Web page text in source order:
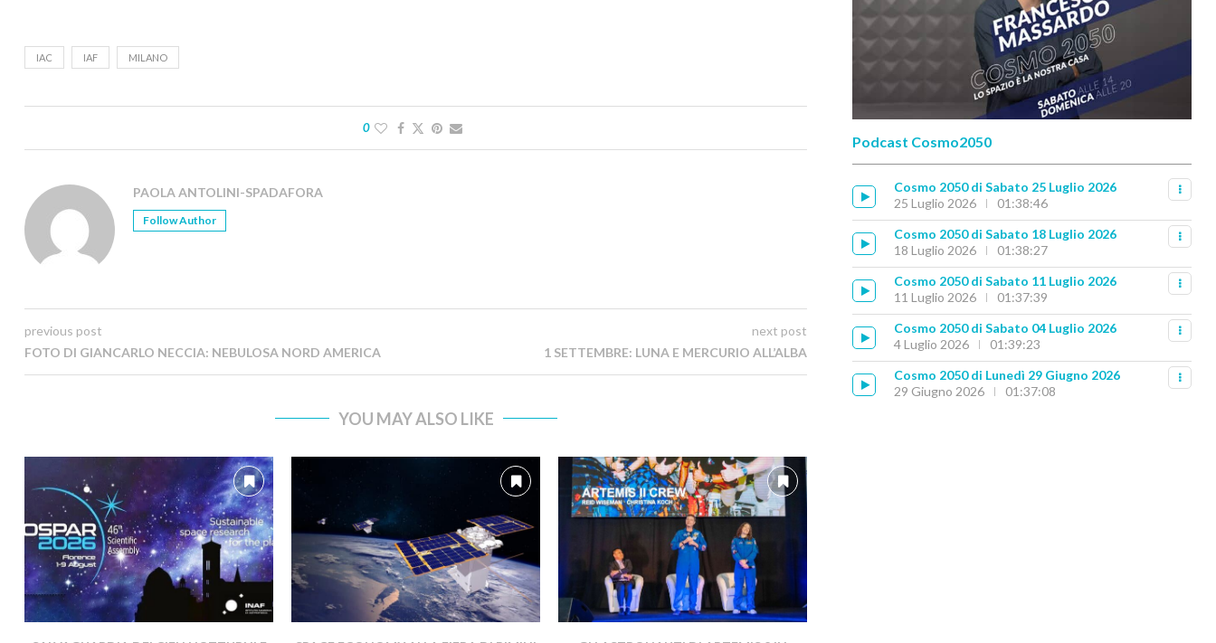
IAC IAF MILANO
0
PAOLA ANTOLINI-SPADAFORA
Follow Author
previous post
FOTO DI GIANCARLO NECCIA: NEBULOSA NORD AMERICA
next post
1 SETTEMBRE: LUNA E MERCURIO ALL’ALBA
YOU MAY ALSO LIKE
Podcast Cosmo2050
Cosmo 2050 di Sabato 25 Luglio 2026
25 Luglio 2026
01:38:46
Cosmo 2050 di Sabato 18 Luglio 2026
18 Luglio 2026
01:38:27
Cosmo 2050 di Sabato 11 Luglio 2026
11 Luglio 2026
01:37:39
Cosmo 2050 di Sabato 04 Luglio 2026
4 Luglio 2026
01:39:23
Cosmo 2050 di Lunedì 29 Giugno 2026
29 Giugno 2026
01:37:08